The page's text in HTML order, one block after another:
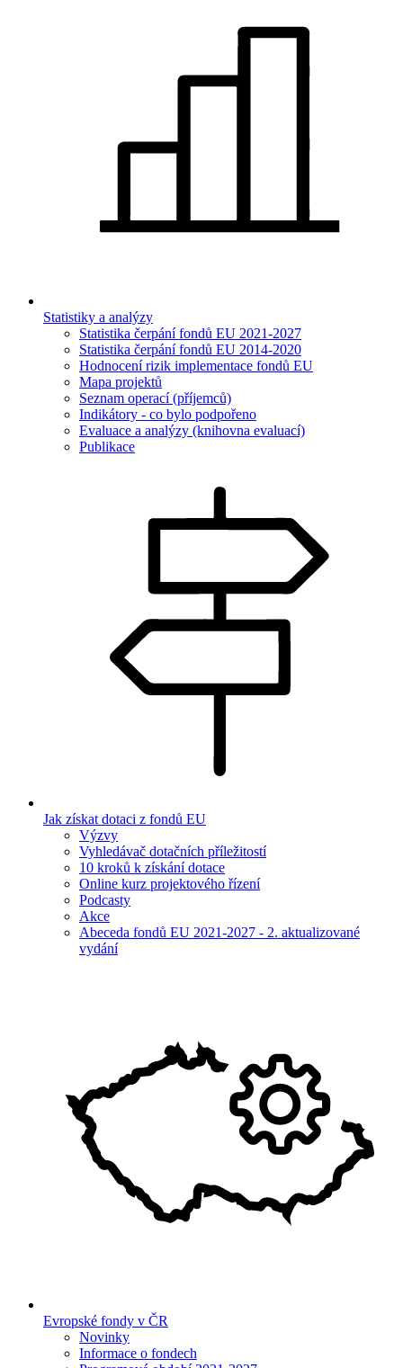
Statistiky a analýzy
Statistika čerpání fondů EU 2021-2027
Statistika čerpání fondů EU 2014-2020
Hodnocení rizik implementace fondů EU
Mapa projektů
Seznam operací (příjemců)
Indikátory - co bylo podpořeno
Evaluace a analýzy (knihovna evaluací)
Publikace
Jak získat dotaci z fondů EU
Výzvy
Vyhledávač dotačních příležitostí
10 kroků k získání dotace
Online kurz projektového řízení
Podcasty
Akce
Abeceda fondů EU 2021-2027 - 2. aktualizované
vydání
Evropské fondy v ČR
Novinky
Informace o fondech